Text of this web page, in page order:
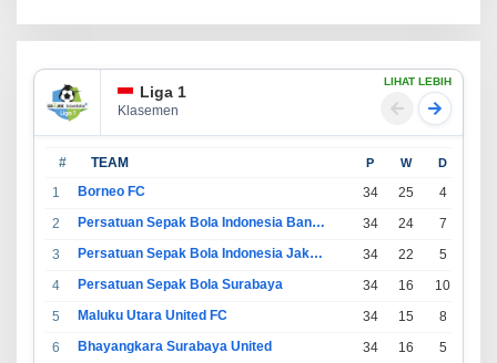
Liga 1
Klasemen
LIHAT LEBIH
# TEAM P W D
1 Borneo FC 34 25 4
2
Persatuan Sepak Bola Indonesia Bandung 34 24 7
3
Persatuan Sepak Bola Indonesia Jakarta 34 22 5
4
Persatuan Sepak Bola Surabaya 34 16 10
5
Maluku Utara United FC 34 15 8
6
Bhayangkara Surabaya United 34 16 5